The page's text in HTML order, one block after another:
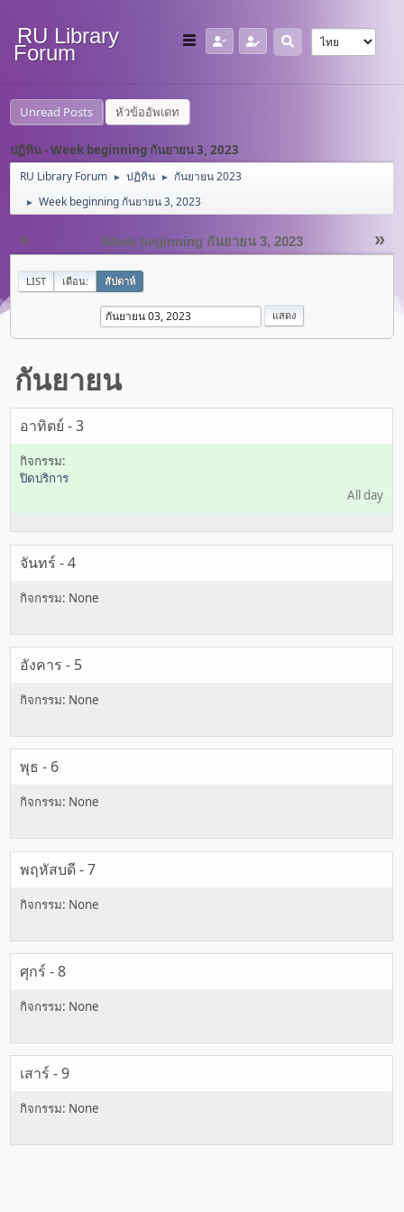
RU Library
Forum
Unread Posts หัวข้ออัพเดท
ปฏิทิน - Week beginning กันยายน 3, 2023
RU Library Forum ► ปฏิทิน ► กันยายน 2023
► Week beginning กันยายน 3, 2023
« »
Week beginning กันยายน 3, 2023
LIST เดือน: สัปดาห์
กันยายน
อาทิตย์ - 3
ปิดบริการ
All day
จันทร์ - 4
อังคาร - 5
พุธ - 6
พฤหัสบดี - 7
ศุกร์ - 8
เสาร์ - 9